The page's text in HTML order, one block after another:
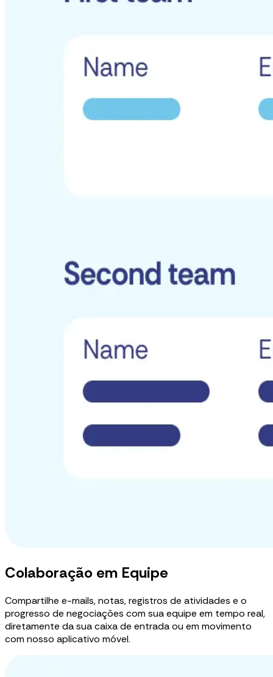
Colaboração em Equipe
Compartilhe e-mails, notas, registros de atividades e o
progresso de negociações com sua equipe em tempo real,
diretamente da sua caixa de entrada ou em movimento
com nosso aplicativo móvel.